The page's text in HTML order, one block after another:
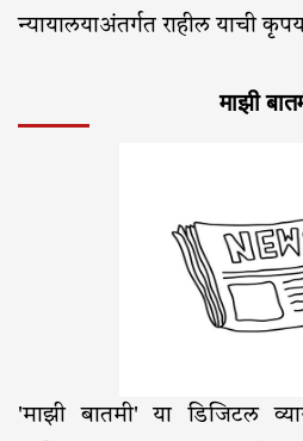
न्यायालयाअंतर्गत राहील याची
माझी
'माझी बातमी' या डिजिटल